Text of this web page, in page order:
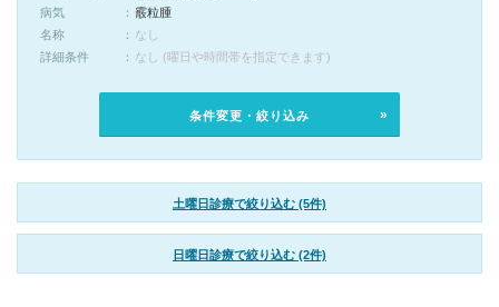
病気
霰粒腫
名称
なし
詳細条件
なし (曜日や時間帯を指定できます)
条件変更・絞り込み
土曜日診療で絞り込む (5件)
日曜日診療で絞り込む (2件)